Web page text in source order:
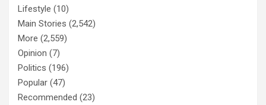
Lifestyle (10)
Main Stories (2,542)
More (2,559)
Opinion (7)
Politics (196)
Popular (47)
Recommended (23)